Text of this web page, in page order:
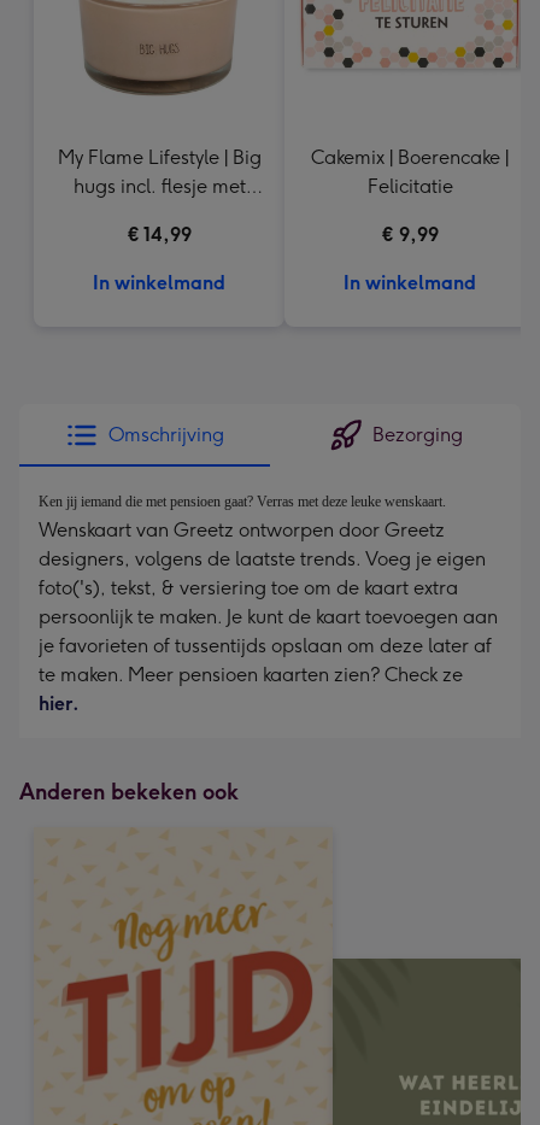
My Flame Lifestyle | Big
hugs incl. flesje met
€ 14,99
In winkelmand
Cakemix | Boerencake |
Felicitatie
€ 9,99
In winkelmand
Omschrijving Bezorging
Ken jij iemand die met pensioen gaat? Verras met deze leuke wenskaart.
Wenskaart van Greetz ontworpen door Greetz
designers, volgens de laatste trends. Voeg je eigen
foto('s), tekst, & versiering toe om de kaart extra
persoonlijk te maken. Je kunt de kaart toevoegen aan
je favorieten of tussentijds opslaan om deze later af
te maken. Meer pensioen kaarten zien? Check ze
hier.
Anderen bekeken ook